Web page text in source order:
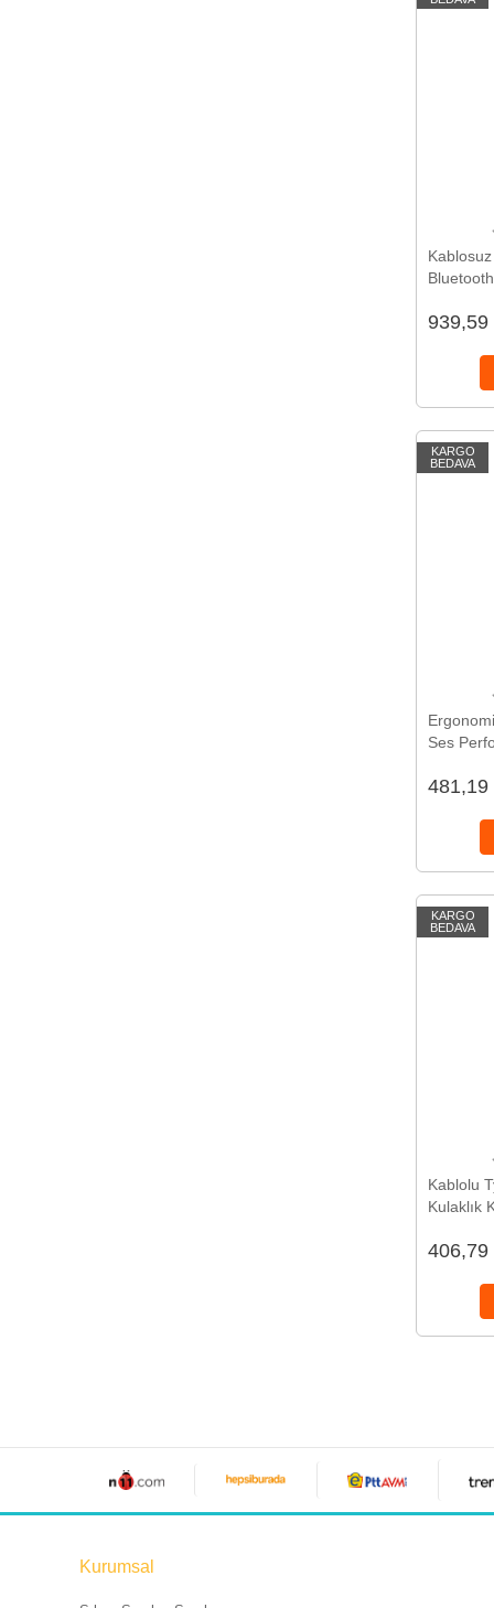
939,59
KARGO
BEDAVA
Ses
481,19
KARGO
BEDAVA
Kablolu
Kulaklık
406,79
Kurumsal